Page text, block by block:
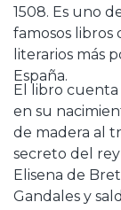
1508. Es uno
famosos libros
literarios más
España.
El libro cuenta
en su
de madera al
secreto del
Elisena de
Gandales y